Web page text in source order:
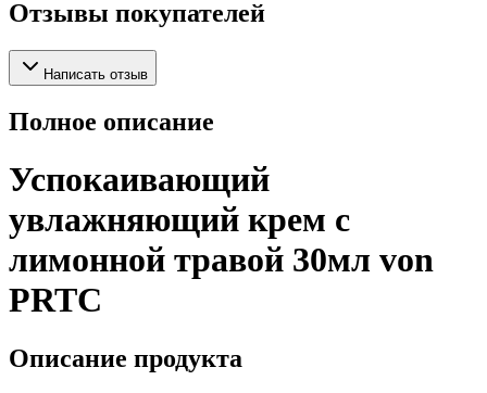
Отзывы покупателей
Написать отзыв
Полное описание
Успокаивающий
увлажняющий крем с
лимонной травой 30мл von
PRTC
Описание продукта